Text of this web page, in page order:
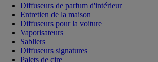
Diffuseurs de parfum d'intérieur
Entretien de la maison
Diffuseurs pour la voiture
Vaporisateurs
Sabliers
Diffuseurs signatures
Palets de cire